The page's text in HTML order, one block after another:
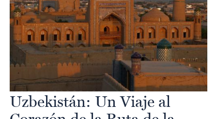
Uzbekistán: Un Viaje al